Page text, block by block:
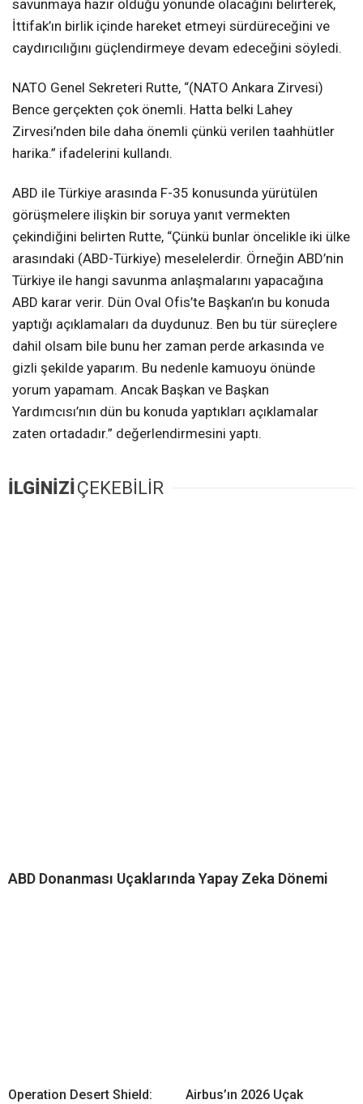
savunmaya hazır olduğu yönünde olacağını belirterek,
İttifak’ın birlik içinde hareket etmeyi sürdüreceğini ve
caydırıcılığını güçlendirmeye devam edeceğini söyledi.
NATO Genel Sekreteri Rutte, “(NATO Ankara Zirvesi)
Bence gerçekten çok önemli. Hatta belki Lahey
Zirvesi’nden bile daha önemli çünkü verilen taahhütler
harika.” ifadelerini kullandı.
ABD ile Türkiye arasında F-35 konusunda yürütülen
görüşmelere ilişkin bir soruya yanıt vermekten
çekindiğini belirten Rutte, “Çünkü bunlar öncelikle iki ülke
arasındaki (ABD-Türkiye) meselelerdir. Örneğin ABD’nin
Türkiye ile hangi savunma anlaşmalarını yapacağına
ABD karar verir. Dün Oval Ofis’te Başkan’ın bu konuda
yaptığı açıklamaları da duydunuz. Ben bu tür süreçlere
dahil olsam bile bunu her zaman perde arkasında ve
gizli şekilde yaparım. Bu nedenle kamuoyu önünde
yorum yapamam. Ancak Başkan ve Başkan
Yardımcısı’nın dün bu konuda yaptıkları açıklamalar
zaten ortadadır.” değerlendirmesini yaptı.
İLGİNİZİÇEKEBİLİR
ABD Donanması Uçaklarında Yapay Zeka Dönemi
Operation Desert Shield:
Airbus’ın 2026 Uçak